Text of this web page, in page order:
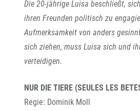
Die 20-jährige Luisa beschließt,
ihren Freunden politisch zu
Aufmerksamkeit von anders
sich ziehen, muss Luisa sich und
verteidigen.
NUR DIE TIERE (SEULES LES
Regie: Dominik Moll